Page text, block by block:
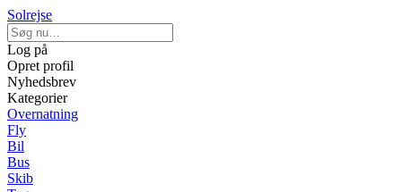
Solrejse
Log på
Opret profil
Nyhedsbrev
Kategorier
Overnatning
Fly
Bil
Bus
Skib